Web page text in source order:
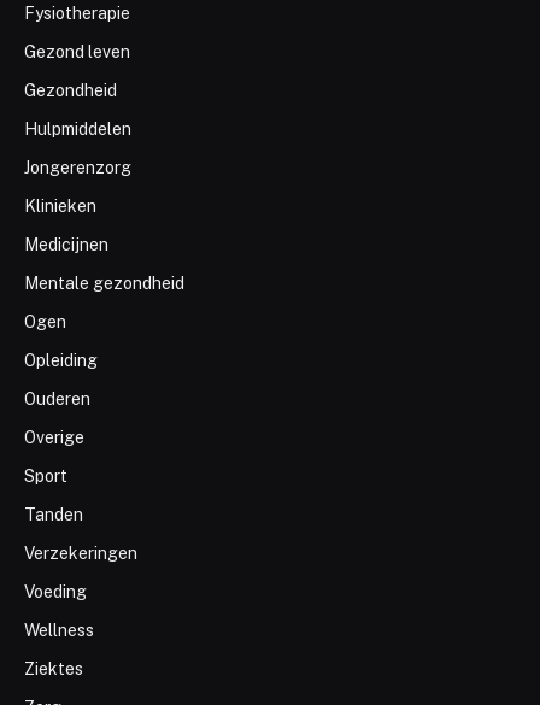
Fysiotherapie
Gezond leven
Gezondheid
Hulpmiddelen
Jongerenzorg
Klinieken
Medicijnen
Mentale gezondheid
Ogen
Opleiding
Ouderen
Overige
Sport
Tanden
Verzekeringen
Voeding
Wellness
Ziektes